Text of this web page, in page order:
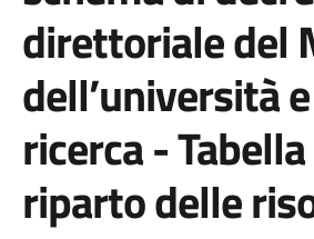
direttoriale del
dell’università
ricerca -
riparto delle